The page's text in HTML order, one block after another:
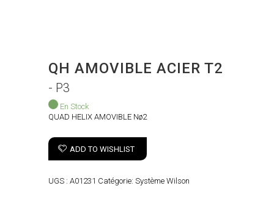
QH AMOVIBLE ACIER T2
- P3
En Stock
QUAD HELIX AMOVIBLE Nø2
ADD TO WISHLIST
UGS : A01231 Catégorie: Système Wilson